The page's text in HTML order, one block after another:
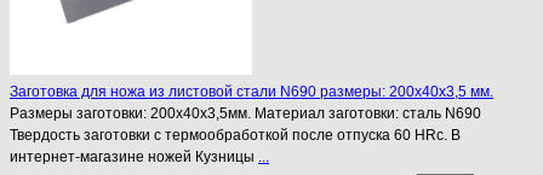
Заготовка для ножа из листовой стали N690 размеры: 200х40х3,5 мм.
Размеры заготовки: 200х40х3,5мм. Материал заготовки: сталь N690
Твердость заготовки с термообработкой после отпуска 60 HRc. В
интернет-магазине ножей Кузницы ...